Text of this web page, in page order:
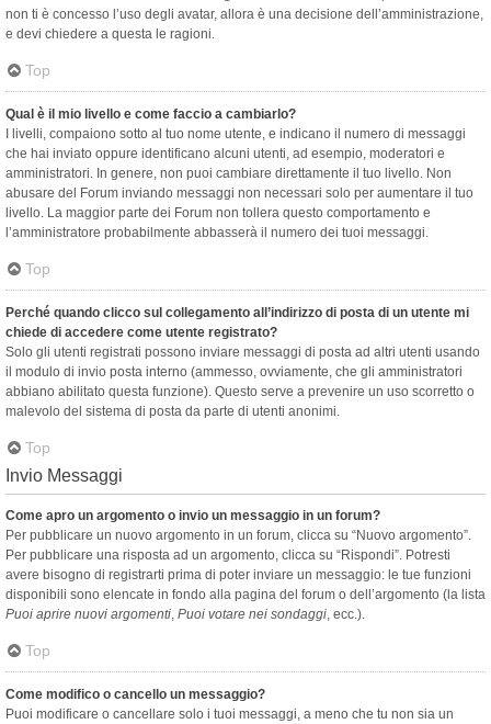
non ti è concesso l’uso degli avatar, allora è una decisione dell’amministrazione,
e devi chiedere a questa le ragioni.
Top
Qual è il mio livello e come faccio a cambiarlo?
I livelli, compaiono sotto al tuo nome utente, e indicano il numero di messaggi
che hai inviato oppure identificano alcuni utenti, ad esempio, moderatori e
amministratori. In genere, non puoi cambiare direttamente il tuo livello. Non
abusare del Forum inviando messaggi non necessari solo per aumentare il tuo
livello. La maggior parte dei Forum non tollera questo comportamento e
l’amministratore probabilmente abbasserà il numero dei tuoi messaggi.
Top
Perché quando clicco sul collegamento all’indirizzo di posta di un utente mi
chiede di accedere come utente registrato?
Solo gli utenti registrati possono inviare messaggi di posta ad altri utenti usando
il modulo di invio posta interno (ammesso, ovviamente, che gli amministratori
abbiano abilitato questa funzione). Questo serve a prevenire un uso scorretto o
malevolo del sistema di posta da parte di utenti anonimi.
Top
Invio Messaggi
Come apro un argomento o invio un messaggio in un forum?
Per pubblicare un nuovo argomento in un forum, clicca su “Nuovo argomento”.
Per pubblicare una risposta ad un argomento, clicca su “Rispondi”. Potresti
avere bisogno di registrarti prima di poter inviare un messaggio: le tue funzioni
disponibili sono elencate in fondo alla pagina del forum o dell’argomento (la lista
Puoi aprire nuovi argomenti, Puoi votare nei sondaggi, ecc.).
Top
Come modifico o cancello un messaggio?
Puoi modificare o cancellare solo i tuoi messaggi, a meno che tu non sia un